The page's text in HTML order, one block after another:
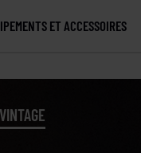
ET ACCESSOIRES